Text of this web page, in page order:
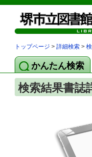
トップページ > 詳細検索 >
かんたん検索
検索結果書誌